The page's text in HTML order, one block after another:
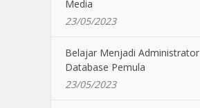
Media
23/05/2023
Belajar Menjadi Administrator
Database Pemula
23/05/2023